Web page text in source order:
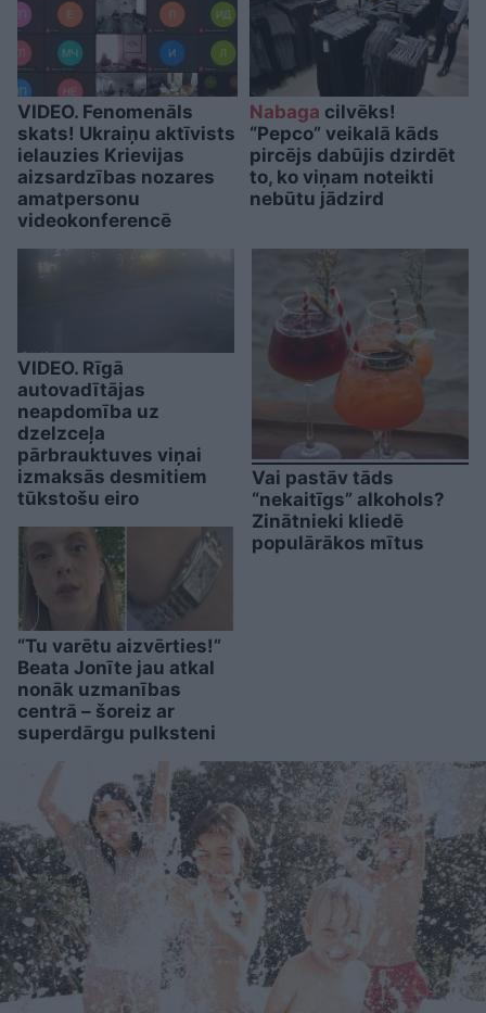
VIDEO. Fenomenāls
skats! Ukraiņu aktīvists
ielauzies Krievijas
aizsardzības nozares
amatpersonu
videokonferencē
Nabaga cilvēks!
“Pepco” veikalā kāds
pircējs dabūjis dzirdēt
to, ko viņam noteikti
nebūtu jādzird
VIDEO. Rīgā
autovadītājas
neapdomība uz
dzelzceļa
pārbrauktuves viņai
izmaksās desmitiem
tūkstošu eiro
“Tu varētu aizvērties!”
Beata Jonīte jau atkal
nonāk uzmanības
centrā – šoreiz ar
superdārgu pulksteni
Vai pastāv tāds
“nekaitīgs” alkohols?
Zinātnieki kliedē
populārākos mītus